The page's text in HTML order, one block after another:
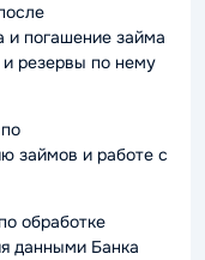
и погашение займа
и резервы по нему
займов и работе с
обработке
данными Банка